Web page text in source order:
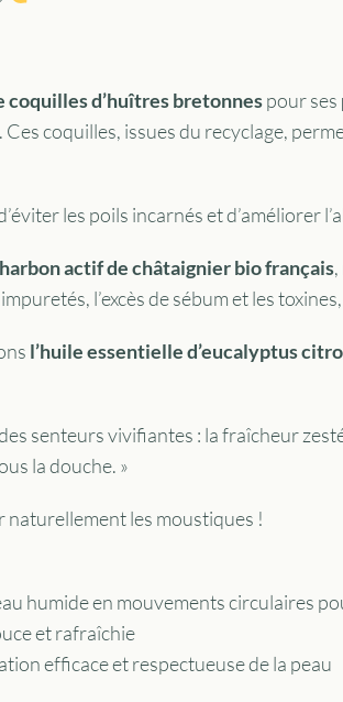
coquilles d’huîtres bretonnespour ses
coquilles, issues du recyclage,
les poils incarnés et d’améliorer
actif de châtaignier bio français
l’excès de sébum et les
l’huile essentielle d’eucalyptus
senteurs vivifiantes : la fraîcheur
la douche. »
naturellement les moustiques !
humide en mouvements circulaires
et rafraîchie
efficace et respectueuse de la peau